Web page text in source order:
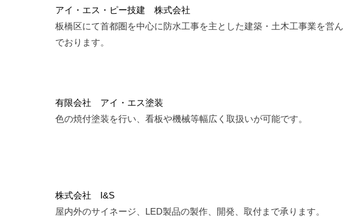
アイ・エス・ピー技建 株式会社
板橋区にて首都圏を中心に防水工事を主とした建築・土木工事業を営ん
でおります。
有限会社 アイ・エス塗装
色の焼付塗装を行い、看板や機械等幅広く取扱いが可能です。
株式会社 I&S
屋内外のサイネージ、LED製品の製作、開発、取付まで承ります。